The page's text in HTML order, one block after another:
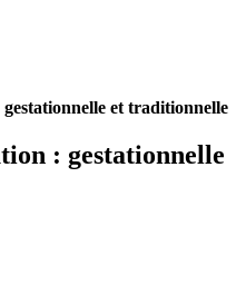
et traditionnelle
: gestationnelle